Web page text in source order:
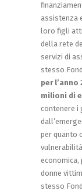
assistenza
loro figli
della rete
servizi di
stesso
per l’anno
milioni di
contenere i
per quanto
economica,
donne
stesso